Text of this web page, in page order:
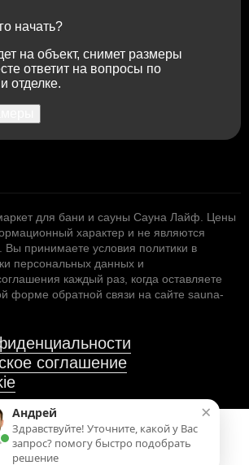
для сауны Harvia STG
начать?
на объект, снимет размеры
ответит на вопросы по
отделке.
для бани и сауны Сауна Лайф
Цены
характер и не являются
Вы принимаете условия политики в
персональных данных и
каждый раз, когда оставляете
форме обратной связи на сайте sauna-
соглашение
×
Андрей
Здравствуйте! Уточните, какой у Вас
запрос? помогу быстро подобрать
решение